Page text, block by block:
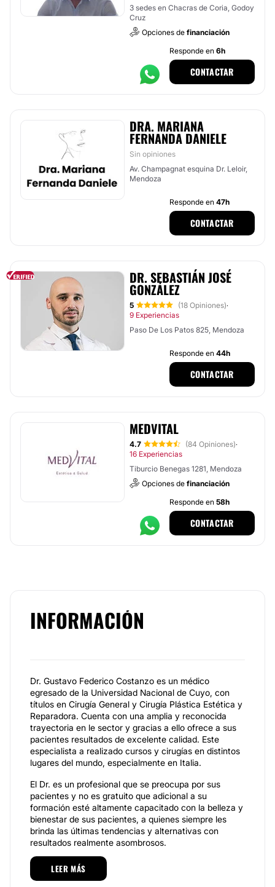
3 sedes en Chacras de Coria, Godoy
Cruz
Opciones de financiación
Responde en 6h
CONTACTAR
DRA. MARIANA
FERNANDA DANIELE
Sin opiniones
Av. Champagnat esquina Dr. Leloir,
Mendoza
Responde en 47h
CONTACTAR
DR. SEBASTIÁN JOSÉ
GONZÁLEZ
5 (18 Opiniones)·
9 Experiencias
Paso De Los Patos 825, Mendoza
Responde en 44h
CONTACTAR
MEDVITAL
4.7 (84 Opiniones)·
16 Experiencias
Tiburcio Benegas 1281, Mendoza
Opciones de financiación
Responde en 58h
CONTACTAR
INFORMACIÓN
Dr. Gustavo Federico Costanzo es un médico
egresado de la Universidad Nacional de Cuyo, con
títulos en Cirugía General y Cirugía Plástica Estética y
Reparadora. Cuenta con una amplia y reconocida
trayectoria en le sector y gracias a ello ofrece a sus
pacientes resultados de excelente calidad. Este
especialista a realizado cursos y cirugías en distintos
lugares del mundo, especialmente en Italia.
El Dr. es un profesional que se preocupa por sus
pacientes y no es gratuito que adicional a su
formación esté altamente capacitado con la belleza y
bienestar de sus pacientes, a quienes siempre les
brinda las últimas tendencias y alternativas con
resultados realmente asombrosos.
Especialidades
LEER MÁS